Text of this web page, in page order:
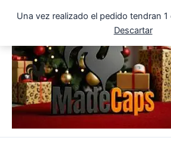
Una vez realizado el pedido tendran
Descartar